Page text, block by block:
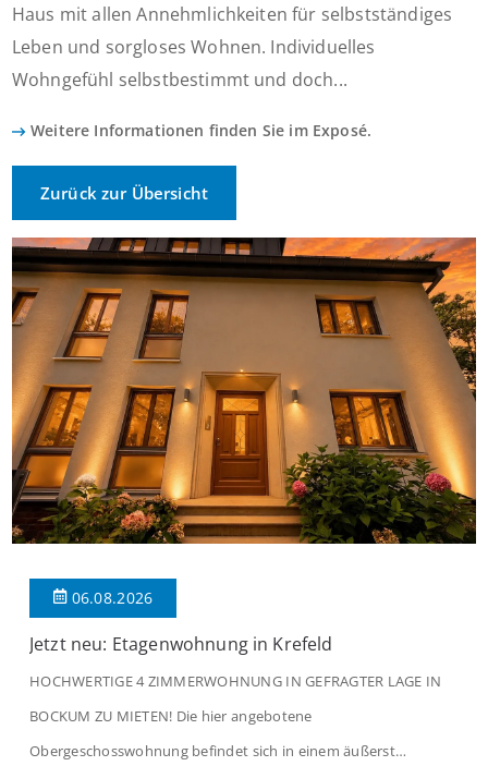
Haus mit allen Annehmlichkeiten für selbstständiges
Leben und sorgloses Wohnen. Individuelles
Wohngefühl selbstbestimmt und doch...
Weitere Informationen finden Sie im Exposé.
Zurück zur Übersicht
06.08.2026
Jetzt neu: Etagenwohnung in Krefeld
HOCHWERTIGE 4 ZIMMERWOHNUNG IN GEFRAGTER LAGE IN
BOCKUM ZU MIETEN! Die hier angebotene
Obergeschosswohnung befindet sich in einem äußerst